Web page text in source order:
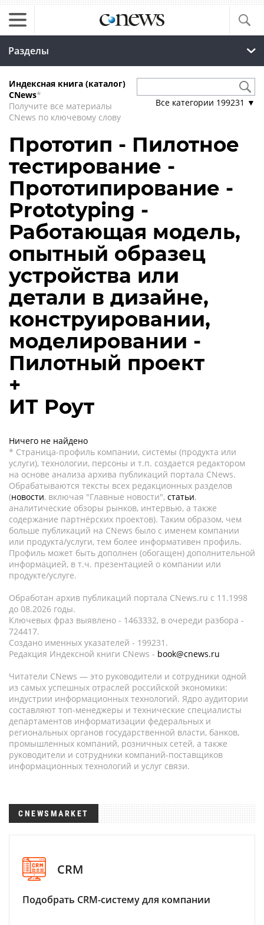
Разделы
Индексная книга (каталог)
CNews*
Получите все материалы
CNews по ключевому слову
Все категории 199231 ▼
Прототип - Пилотное
тестирование -
Прототипирование -
Prototyping -
Работающая модель,
опытный образец
устройства или
детали в дизайне,
конструировании,
моделировании -
Пилотный проект
+
ИТ Роут
Ничего не найдено
* Страница-профиль компании, системы (продукта или
услуги), технологии, персоны и т.п. создается редактором
на основе анализа архива публикаций портала CNews.
Обрабатываются тексты всех редакционных разделов
(новости, включая "Главные новости", статьи,
аналитические обзоры рынков, интервью, а также
содержание партнёрских проектов). Таким образом, чем
больше публикаций на CNews было с именем компании
или продукта/услуги, тем более информативен профиль.
Профиль может быть дополнен (обогащен) дополнительной
информацией, в т.ч. презентацией о компании или
продукте/услуге.
Обработан архив публикаций портала CNews.ru c 11.1998
до 08.2026 годы.
Ключевых фраз выявлено - 1463332, в очереди разбора -
724417.
Создано именных указателей - 199231.
Редакция Индексной книги CNews - book@cnews.ru
Читатели CNews — это руководители и сотрудники одной
из самых успешных отраслей российской экономики:
индустрии информационных технологий. Ядро аудитории
составляют топ-менеджеры и технические специалисты
департаментов информатизации федеральных и
региональных органов государственной власти, банков,
промышленных компаний, розничных сетей, а также
руководители и сотрудники компаний-поставщиков
информационных технологий и услуг связи.
CNEWSMARKET
CRM
Подобрать CRM-систему для компании